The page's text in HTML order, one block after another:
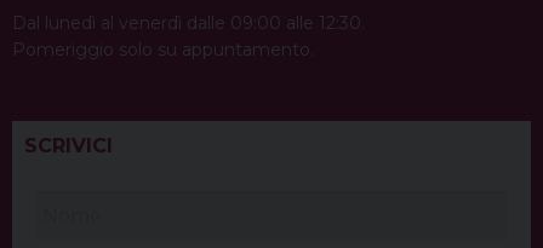
Dal lunedì al venerdì dalle 09:00 alle 12:30.
Pomeriggio solo su appuntamento.
SCRIVICI